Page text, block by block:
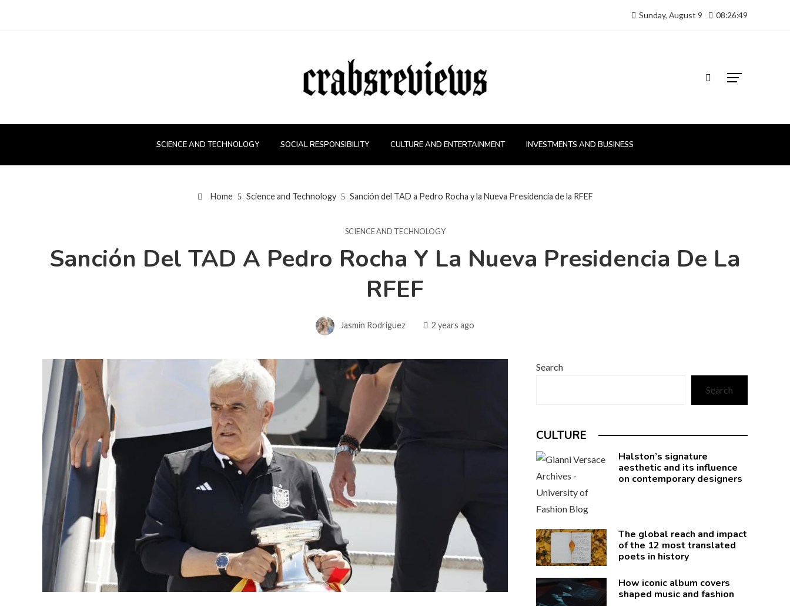
Sunday, August 9 08:26:50
SCIENCE AND TECHNOLOGY SOCIAL RESPONSIBILITY CULTURE AND ENTERTAINMENT INVESTMENTS AND BUSINESS
Home Science and Technology Sanción del TAD a Pedro Rocha y la Nueva Presidencia de la RFEF
SCIENCE AND TECHNOLOGY
Sanción Del TAD A Pedro Rocha Y La Nueva Presidencia De La
RFEF
Jasmin Rodriguez 2 years ago
Search
Search
CULTURE
Halston’s signature
aesthetic and its influence
on contemporary designers
The global reach and impact
of the 12 most translated
poets in history
How iconic album covers
shaped music and fashion